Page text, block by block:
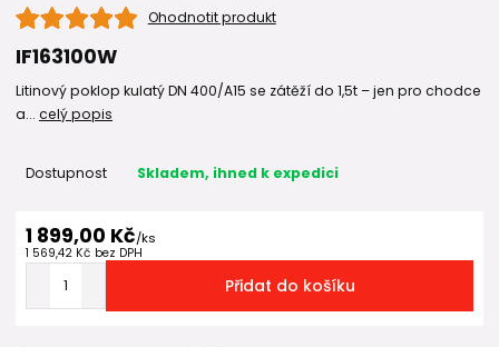
Ohodnotit produkt
IF163100W
Litinový poklop kulatý DN 400/A15 se zátěží do 1,5t – jen pro chodce
a... celý popis
Dostupnost Skladem, ihned k expedici
1 899,00 Kč/ks
1 569,42 Kč bez DPH
Přidat do košíku